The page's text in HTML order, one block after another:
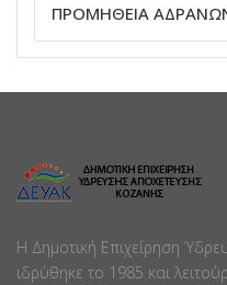
ΠΡΟΜΗΘΕΙΑ
Η Δημοτική Επιχείρηση
ιδρύθηκε το 1985 και